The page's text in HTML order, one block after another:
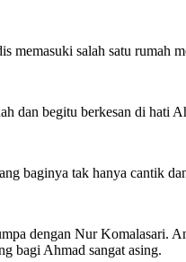
salah satu rumah
dan begitu berkesan di hati
baginya tak hanya cantik
dengan Nur Komalasari.
bagi Ahmad sangat asing.